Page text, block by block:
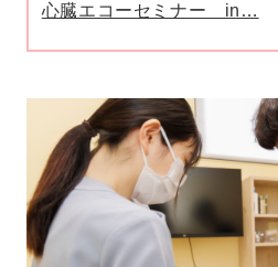
心臓エコーセミナー in…